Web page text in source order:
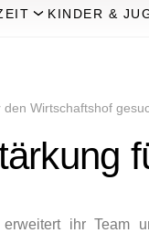
KINDER &
den Wirtschaftshof
ihr Team